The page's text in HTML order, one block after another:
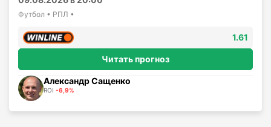
Футбол • РПЛ •
1.61
Читать прогноз
Александр Сащенко
ROI -6,9%